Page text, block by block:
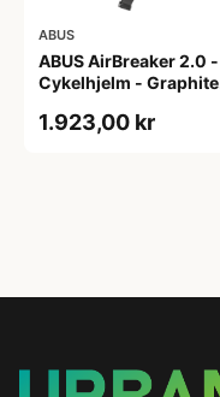
ABUS
ABUS AirBreaker 2.0 -
Cykelhjelm - Graphite
1.923,00 kr